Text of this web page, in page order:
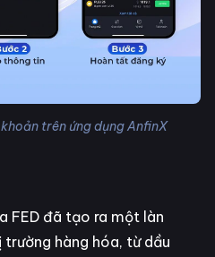
trên ứng dụng AnfinX
FED đã tạo ra một làn
hàng hóa, từ dầu